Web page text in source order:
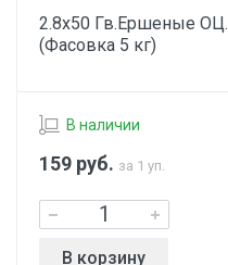
2.8х50 Гв.Ершеные ОЦ.
(Фасовка 5 кг)
В наличии
159 руб. за 1 уп.
В корзину